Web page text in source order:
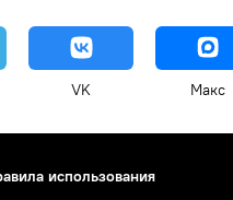
VK Макс
использования